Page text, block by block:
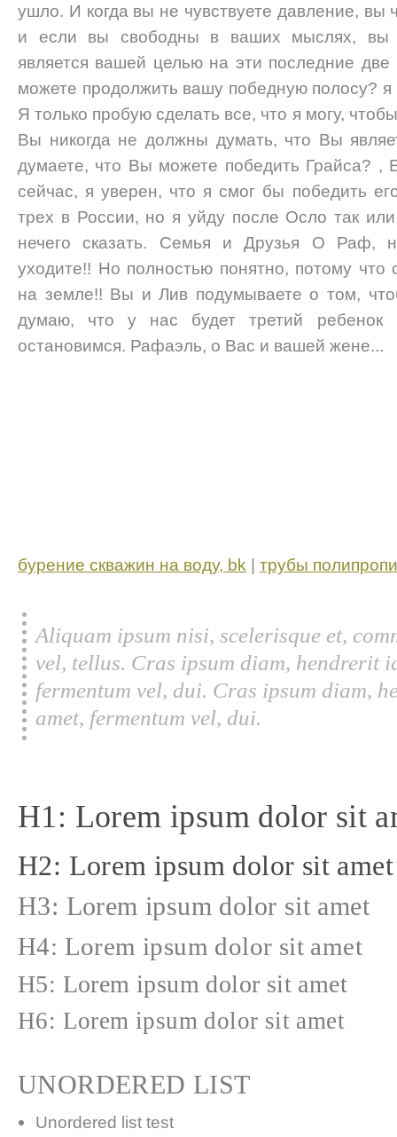
ушло. И когда вы не чувствуете давление, вы
и если вы свободны в ваших мыслях, вы
является вашей целью на эти последние
можете продолжить вашу победную полосу?
Я только пробую сделать все, что я могу,
Вы никогда не должны думать, что Вы
думаете, что Вы можете победить Грайса? ,
сейчас, я уверен, что я смог бы победить
трех в России, но я уйду после Осло так
нечего сказать. Семья и Друзья О Раф,
уходите!! Но полностью понятно, потому
на земле!! Вы и Лив подумываете о том,
думаю, что у нас будет третий
остановимся. Рафаэль, о Вас и вашей жене...
бурение скважин на воду, bk | трубы
Aliquam ipsum nisi, scelerisque et,
vel, tellus. Cras ipsum diam, hendrerit
fermentum vel, dui. Cras ipsum diam,
amet, fermentum vel, dui.
H1: Lorem ipsum dolor sit
H2: Lorem ipsum dolor sit amet
H3: Lorem ipsum dolor sit amet
H4: Lorem ipsum dolor sit amet
H5: Lorem ipsum dolor sit amet
H6: Lorem ipsum dolor sit amet
UNORDERED LIST
Unordered list test